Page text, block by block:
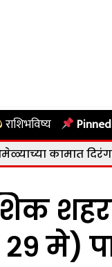
राशिभविष्य
दिरंगाई खपवून घेतली
२९ मे)